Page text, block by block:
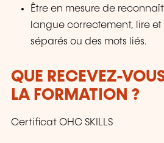
Être en mesure de
langue correctement, lire
séparés ou des mots liés.
QUE RECEVEZ-
LA FORMATION ?
Certificat OHC SKILLS